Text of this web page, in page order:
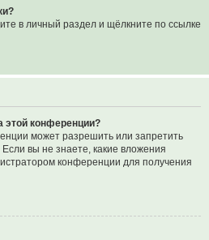
в личный раздел и щёлкните по ссылке
этой конференции?
может разрешить или запретить
вы не знаете, какие вложения
конференции для получения